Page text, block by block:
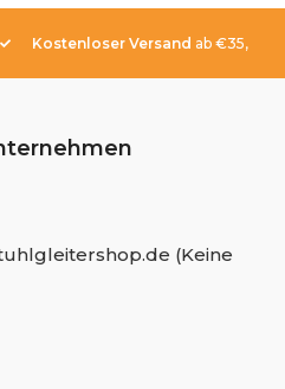
Kostenloser Versand ab €35,-
(Keine